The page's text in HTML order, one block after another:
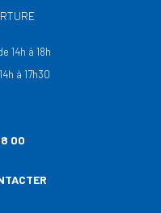
14h à 18h
à 17h30
00